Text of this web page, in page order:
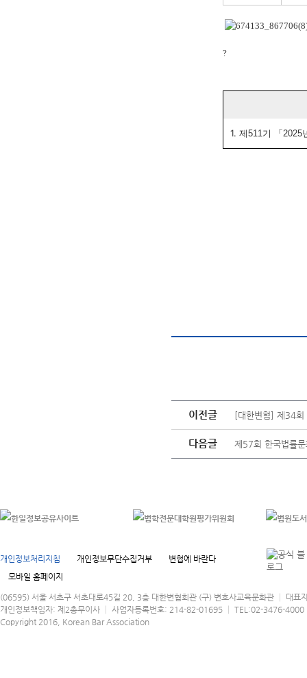
?
1. 제511기 「2025
이전글 [대한변협] 제34회
다음글 제57회 한국법률
개인정보처리지침 개인정보무단수집거부
변협에 바란다
모바일 홈페이지
(06595) 서울 서초구 서초대로45길 20, 3층 대한변협회관 (구) 변호사교육문화관 │ 대표
개인정보책임자: 제2총무이사 │ 사업자등록번호: 214-82-01695 │ TEL:02-3476-
Copyright 2016, Korean Bar Association